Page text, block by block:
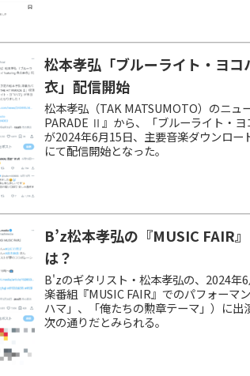
松本孝弘「ブルーライト・ヨ
衣」配信開始
松本孝弘（TAK MATSUMOTO）のニュ
PARADE Ⅱ』から、「ブルーライト・
が2024年6月15日、主要音楽ダウンロー
にて配信開始となった。
B’z松本孝弘の『MUSIC FAIR
は？
B'zのギタリスト・松本孝弘の、2024年
楽番組『MUSIC FAIR』でのパフォーマ
ハマ」、「俺たちの勲章テーマ」）に出
次の通りだとみられる。